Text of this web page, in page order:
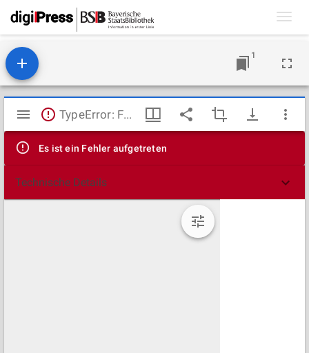
1
Mirador
Viewer
TypeError: Failed to fetch
Es ist ein Fehler aufgetreten
Technische Details